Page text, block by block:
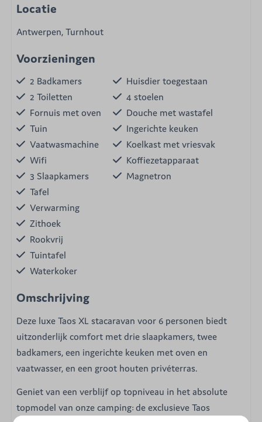
Locatie
Antwerpen, Turnhout
Voorzieningen
2 Badkamers
2 Toiletten
Fornuis met oven
Tuin
Vaatwasmachine
Wifi
3 Slaapkamers
Huisdier toegestaan
4 stoelen
Douche met wastafel
Ingerichte keuken
Koelkast met vriesvak
Koffiezetapparaat
Magnetron
Tafel
Verwarming
Zithoek
Rookvrij
Tuintafel
Waterkoker
Omschrijving
Deze luxe Taos XL stacaravan voor 6 personen biedt
uitzonderlijk comfort met drie slaapkamers, twee
badkamers, een ingerichte keuken met oven en
vaatwasser, en een groot houten privéterras.
Geniet van een verblijf op topniveau in het absolute
topmodel van onze camping: de exclusieve Taos